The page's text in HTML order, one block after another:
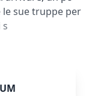
le sue truppe per